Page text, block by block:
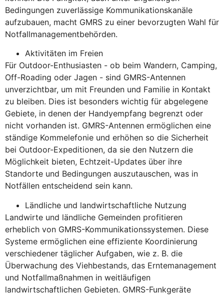
Bedingungen zuverlässige Kommunikationskanäle
aufzubauen, macht GMRS zu einer bevorzugten Wahl für
Notfallmanagementbehörden.
Aktivitäten im Freien
Für Outdoor-Enthusiasten - ob beim Wandern, Camping,
Off-Roading oder Jagen - sind GMRS-Antennen
unverzichtbar, um mit Freunden und Familie in Kontakt
zu bleiben. Dies ist besonders wichtig für abgelegene
Gebiete, in denen der Handyempfang begrenzt oder
nicht vorhanden ist. GMRS-Antennen ermöglichen eine
ständige Kommelefonie und erhöhen so die Sicherheit
bei Outdoor-Expeditionen, da sie den Nutzern die
Möglichkeit bieten, Echtzeit-Updates über ihre
Standorte und Bedingungen auszutauschen, was in
Notfällen entscheidend sein kann.
Ländliche und landwirtschaftliche Nutzung
Landwirte und ländliche Gemeinden profitieren
erheblich von GMRS-Kommunikationssystemen. Diese
Systeme ermöglichen eine effiziente Koordinierung
verschiedener täglicher Aufgaben, wie z. B. die
Überwachung des Viehbestands, das Erntemanagement
und Notfallmaßnahmen in weitläufigen
landwirtschaftlichen Gebieten. GMRS-Funkgeräte